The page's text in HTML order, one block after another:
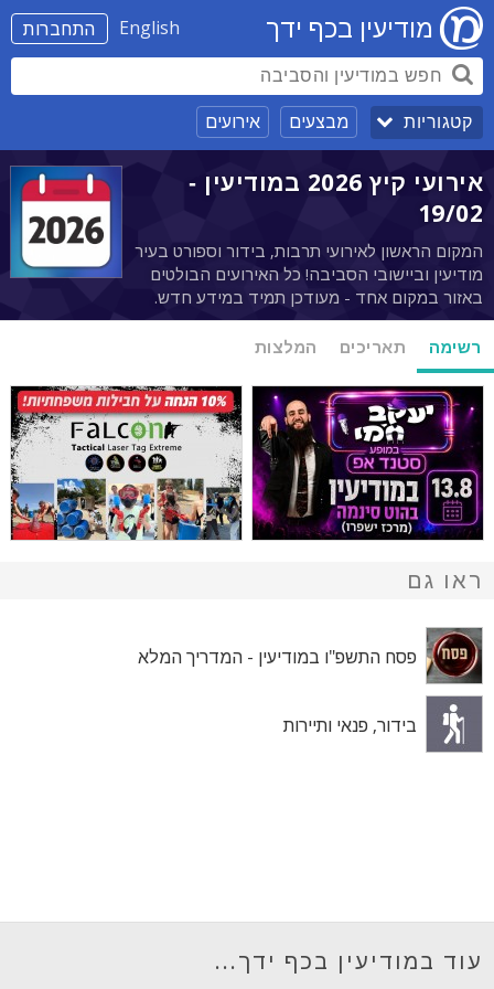
התחברות English מודיעין בכף ידך
קטגוריות מבצעים אירועים
אירועי קיץ 2026 במודיעין -
19/02
המקום הראשון לאירועי תרבות, בידור וספורט בעיר
מודיעין וביישובי הסביבה! כל האירועים הבולטים
באזור במקום אחד - מעודכן תמיד במידע חדש.
רשימה תאריכים המלצות
ראו גם
פסח התשפ"ו במודיעין - המדריך המלא
בידור, פנאי ותיירות
עוד במודיעין בכף ידך...